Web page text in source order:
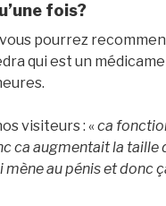
fois?
pourrez
qui est un
visiteurs : «ca
ca augmentait la taille
mène au pénis et donc